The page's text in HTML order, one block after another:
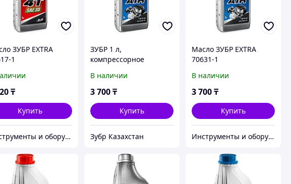
ЗУБР EXTRA
1
₸
Купить
Инструменты и оборудование StellarTrade
ЗУБР 1 л,
компрессорное
EXTRA (70631-1)
В наличии
3 700 ₸
Купить
Зубр Казахстан
Масло ЗУБР EXTRA
70631-1
В наличии
3 700₸
Купить
Инструменты и оборудование StellarTrade